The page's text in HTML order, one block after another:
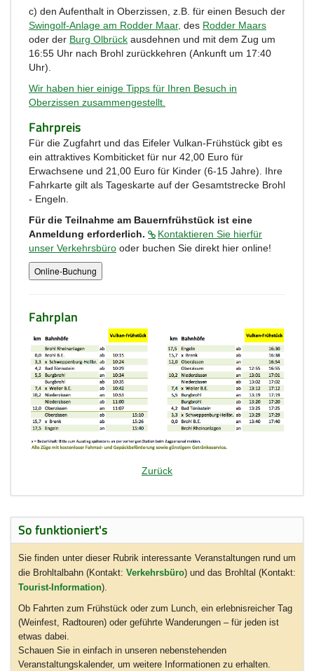
c) den Aufenthalt in Oberzissen, z.B. für einen Besuch der
Swingolf-Anlage am Rodder Maar, des Rodder Maars
oder der Burg Olbrück ausdehnen und mit dem Zug um
16:55 Uhr nach Brohl zurückkehren (Ankunft um 17:40
Uhr).
Wir haben hier einige Tipps für Ihren Besuch in
Oberzissen zusammengestellt.
Fahrpreis
Für die Zugfahrt und das Eifeler Vulkan-Frühstück gibt es
ein attraktives Kombiticket für nur 42,00 Euro für
Erwachsene und 21,00 Euro für Kinder (6-15 Jahre). Ihre
Fahrkarte gilt als Tageskarte auf der Gesamtstrecke Brohl
- Engeln.
Für die Teilnahme am Bauernfrühstück ist eine
Anmeldung erforderlich.
Kontaktieren Sie hierfür
unser Verkehrsbüro oder buchen Sie direkt hier online!
Fahrplan
Zurück
So funktioniert's
Sie finden unter dieser Rubrik interessante Veranstaltungen rund um
die Brohltalbahn (Kontakt: Verkehrsbüro) und das Brohltal (Kontakt:
Tourist-Information).
Ob Fahrten zum Frühstück oder zum Lunch, ein erlebnisreicher Tag
(Weinfest, Radtouren) oder geführte Wanderungen – für jeden ist
etwas dabei.
Schauen Sie in einfach in unseren nebenstehenden
Veranstaltungskalender, um weitere Informationen zu erhalten.